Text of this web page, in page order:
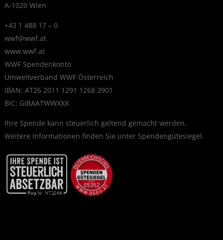
A-1020 Wien
+43 1 488 17 – 0
wwf@wwf.at
www.wwf.at
WWF Spendenkonto
Umweltverband WWF Österreich
IBAN: AT26 2011 1291 1268 3901
BIC: GIBAATWWXXX
Ihre Spende kann steuerlich geltend gemacht werden.
Weitere Informationen finden Sie unter Spendengütesiegel.